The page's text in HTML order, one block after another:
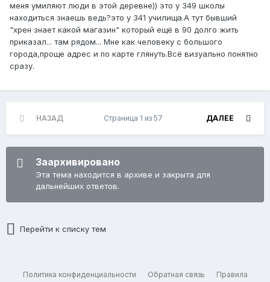
меня умиляют люди в этой деревне)) это у 349 школы
находиться знаешь ведь?это у 341 училища.А тут бывший
"хрен знает какой магазин" который ещё в 90 долго жить
приказал... там рядом... Мне как человеку с большого
города,проще адрес и по карте глянуть.Всё визуально понятно
сразу.
НАЗАД ДАЛЕЕ
Страница 1 из 57
Заархивировано
Эта тема находится в архиве и закрыта для
дальнейших ответов.
Перейти к списку тем
Политика конфиденциальности Обратная связь Правила